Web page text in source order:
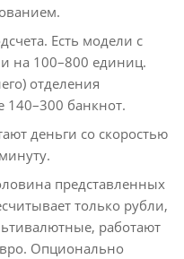
Есть модели с
на 100–800 единиц.
отделения
140–300 банкнот.
деньги со скоростью
представленных
только рубли,
работают
Опционально